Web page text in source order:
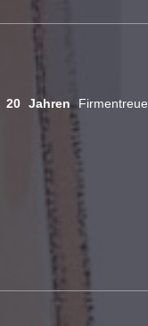
20Jahren Firmentreue